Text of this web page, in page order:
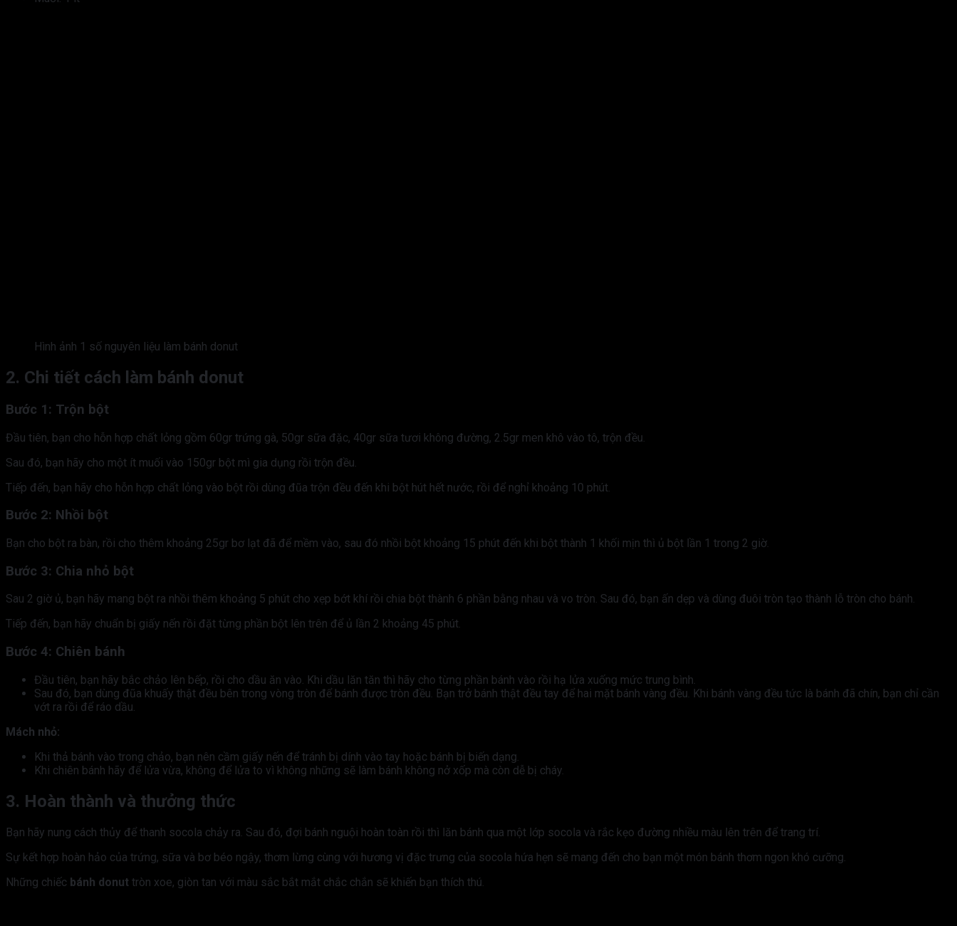
Hình ảnh 1 số nguyên liệu làm bánh donut
2. Chi tiết cách làm bánh donut
Bước 1: Trộn bột
Đầu tiên, bạn cho hỗn hợp chất lỏng gồm 60gr trứng gà, 50gr sữa đặc, 40gr sữa tươi không đường, 2.5gr men khô vào tô, trộn đều.
Sau đó, bạn hãy cho một ít muối vào 150gr bột mì gia dụng rồi trộn đều.
Tiếp đến, bạn hãy cho hỗn hợp chất lỏng vào bột rồi dùng đũa trộn đều đến khi bột hút hết nước, rồi để nghỉ khoảng 10 phút.
Bước 2: Nhồi bột
Bạn cho bột ra bàn, rồi cho thêm khoảng 25gr bơ lạt đã để mềm vào, sau đó nhồi bột khoảng 15 phút đến khi bột thành 1 khối mịn thì ủ bột lần 1 trong 2 giờ.
Bước 3: Chia nhỏ bột
Sau 2 giờ ủ, bạn hãy mang bột ra nhồi thêm khoảng 5 phút cho xẹp bớt khí rồi chia bột thành 6 phần bằng nhau và vo tròn. Sau đó, bạn ấn dẹp và dùng đuôi tròn tạo thành lỗ tròn cho bánh.
Tiếp đến, bạn hãy chuẩn bị giấy nến rồi đặt từng phần bột lên trên để ủ lần 2 khoảng 45 phút.
Bước 4: Chiên bánh
Đầu tiên, bạn hãy bắc chảo lên bếp, rồi cho dầu ăn vào. Khi dầu lăn tăn thì hãy cho từng phần bánh vào rồi hạ lửa xuống mức trung bình.
Sau đó, bạn dùng đũa khuấy thật đều bên trong vòng tròn để bánh được tròn đều. Bạn trở bánh thật đều tay để hai mặt bánh vàng đều. Khi bánh vàng đều tức là bánh đã chín, bạn chỉ cần
vớt ra rồi để ráo dầu.
Mách nhỏ:
Khi thả bánh vào trong chảo, bạn nên cầm giấy nến để tránh bị dính vào tay hoặc bánh bị biến dạng.
Khi chiên bánh hãy để lửa vừa, không để lửa to vì không những sẽ làm bánh không nở xốp mà còn dễ bị cháy.
3. Hoàn thành và thưởng thức
Bạn hãy nung cách thủy để thanh socola chảy ra. Sau đó, đợi bánh nguội hoàn toàn rồi thì lăn bánh qua một lớp socola và rắc kẹo đường nhiều màu lên trên để trang trí.
Sự kết hợp hoàn hảo của trứng, sữa và bơ béo ngậy, thơm lừng cùng với hương vị đặc trưng của socola hứa hẹn sẽ mang đến cho bạn một món bánh thơm ngon khó cưỡng.
Những chiếc bánh donut tròn xoe, giòn tan với màu sắc bắt mắt chắc chắn sẽ khiến bạn thích thú.